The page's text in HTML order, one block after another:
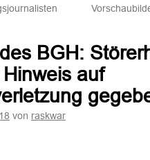
BGH:
auf
von raskwar